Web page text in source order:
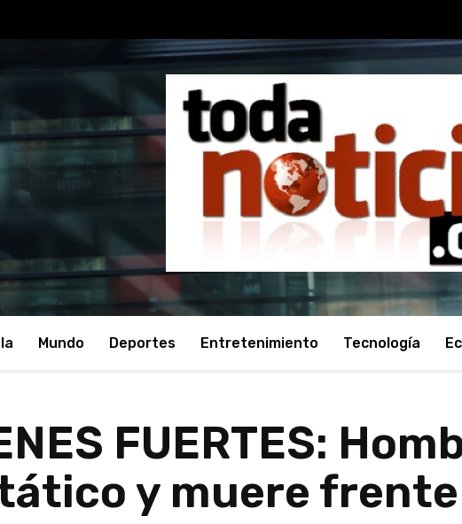
Mundo Deportes Entretenimiento Tecnología
FUERTES:
y muere frente